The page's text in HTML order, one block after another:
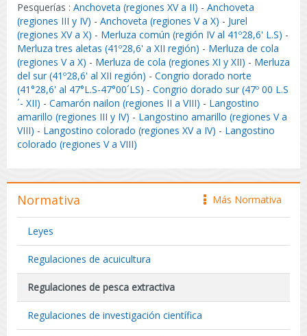
Pesquerías : Anchoveta (regiones XV a II) - Anchoveta
(regiones III y IV) - Anchoveta (regiones V a X) - Jurel
(regiones XV a X) - Merluza común (región IV al 41º28,6' L.S) -
Merluza tres aletas (41º28,6' a XII región) - Merluza de cola
(regiones V a X) - Merluza de cola (regiones XI y XII) - Merluza
del sur (41º28,6' al XII región) - Congrio dorado norte
(41°28,6' al 47°L.S-47°00´LS) - Congrio dorado sur (47º 00 L.S
´- XII) - Camarón nailon (regiones II a VIII) - Langostino
amarillo (regiones III y IV) - Langostino amarillo (regiones V a
VIII) - Langostino colorado (regiones XV a IV) - Langostino
colorado (regiones V a VIII)
icono
Más Normativa
Normativa
Leyes
Regulaciones de acuicultura
Regulaciones de pesca extractiva
Regulaciones de investigación científica